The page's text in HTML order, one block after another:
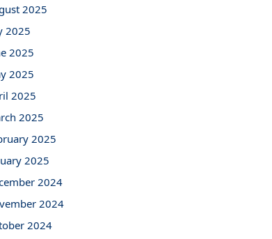
2025
2025
2025
2025
2025
2025
2025
2025
2024
2024
2024